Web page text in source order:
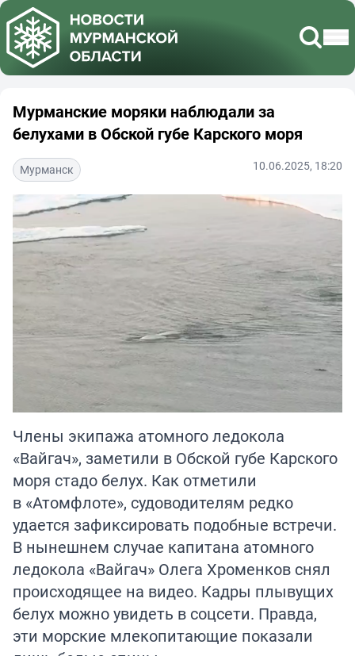
Мурманские моряки наблюдали за
белухами в Обской губе Карского моря
Мурманск 10.06.2025, 18:20
Члены экипажа атомного ледокола
«Вайгач», заметили в Обской губе Карского
моря стадо белух. Как отметили
в «Атомфлоте», судоводителям редко
удается зафиксировать подобные встречи.
В нынешнем случае капитана атомного
ледокола «Вайгач» Олега Хроменков снял
происходящее на видео. Кадры плывущих
белух можно увидеть в соцсети. Правда,
эти морские млекопитающие показали